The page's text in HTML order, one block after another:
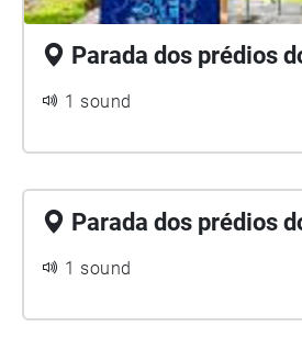
Parada dos prédios
1 sound
Parada dos prédios
1 sound